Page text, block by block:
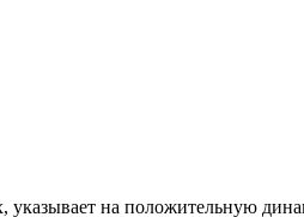
указывает на положительную